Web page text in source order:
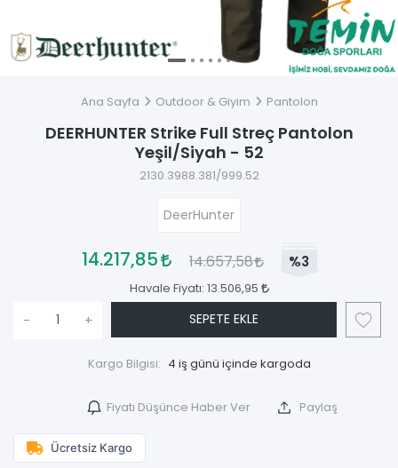
Ana Sayfa Outdoor & Giyim Pantolon
DEERHUNTER Strike Full Streç Pantolon
Yeşil/Siyah - 52
2130.3988.381/999.52
DeerHunter
14.217,85 14.657,58 %3
Havale Fiyatı: 13.506,95
- + SEPETE EKLE
Kargo Bilgisi: 4 iş günü içinde kargoda
Fiyatı Düşünce Haber Ver Paylaş
Ücretsiz Kargo